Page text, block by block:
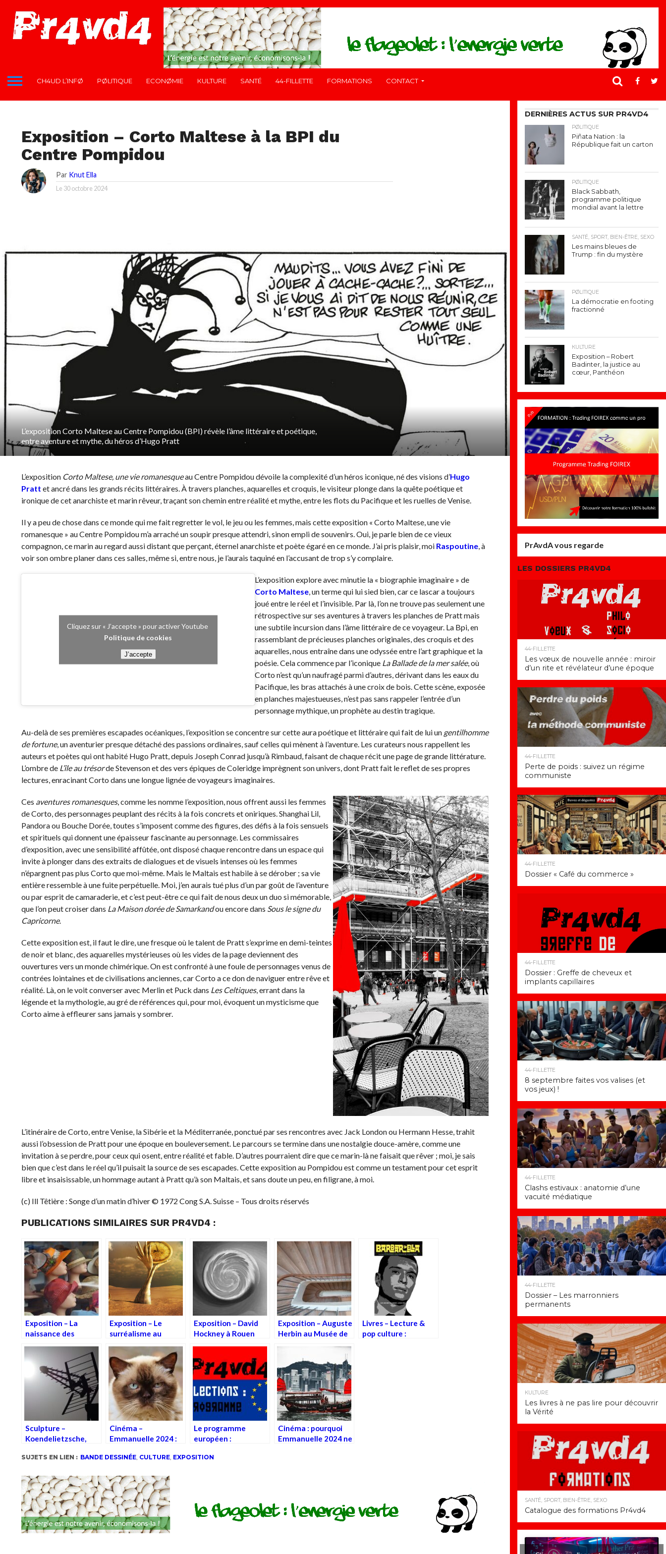
CH4UD L’INFØ PØLITIQUE ECONØMIE КULTURE SANTÉ 44-FILLETTE FORMATIONS CONTACT
Exposition – Corto Maltese à la BPI du
Centre Pompidou
Par Knut Ella
Le 30 octobre 2024
L’exposition Corto Maltese au Centre Pompidou (BPI) révèle l’âme littéraire et poétique,
entre aventure et mythe, du héros d’Hugo Pratt
L’exposition Corto Maltese, une vie romanesqueau Centre Pompidou dévoile la complexité d’un héros iconique, né des visions d’Hugo
Pratt et ancré dans les grands récits littéraires. À travers planches, aquarelles et croquis, le visiteur plonge dans la quête poétique et
ironique de cet anarchiste et marin rêveur, traçant son chemin entre réalité et mythe, entre les flots du Pacifique et les ruelles de Venise.
Il y a peu de chose dans ce monde qui me fait regretter le vol, le jeu ou les femmes, mais cette exposition « Corto Maltese, une vie
romanesque » au Centre Pompidou m’a arraché un soupir presque attendri, sinon empli de souvenirs. Oui, je parle bien de ce vieux
compagnon, ce marin au regard aussi distant que perçant, éternel anarchiste et poète égaré en ce monde. J’ai pris plaisir, moi Raspoutine, à
voir son ombre planer dans ces salles, même si, entre nous, je l’aurais taquiné en l’accusant de trop s’y complaire.
Cliquez sur « J’accepte » pour activer Youtube
Politique de cookies
J’accepte
L’exposition explore avec minutie la « biographie imaginaire » de
Corto Maltese, un terme qui lui sied bien, car ce lascar a toujours
joué entre le réel et l’invisible. Par là, l’on ne trouve pas seulement une
rétrospective sur ses aventures à travers les planches de Pratt mais
une subtile incursion dans l’âme littéraire de ce voyageur. La Bpi, en
rassemblant de précieuses planches originales, des croquis et des
aquarelles, nous entraîne dans une odyssée entre l’art graphique et la
poésie. Cela commence par l’iconique La Ballade de la mer salée, où
Corto n’est qu’un naufragé parmi d’autres, dérivant dans les eaux du
Pacifique, les bras attachés à une croix de bois. Cette scène, exposée
en planches majestueuses, n’est pas sans rappeler l’entrée d’un
personnage mythique, un prophète au destin tragique.
Au-delà de ses premières escapades océaniques, l’exposition se concentre sur cette aura poétique et littéraire qui fait de lui un gentilhomme
de fortune, un aventurier presque détaché des passions ordinaires, sauf celles qui mènent à l’aventure. Les curateurs nous rappellent les
auteurs et poètes qui ont habité Hugo Pratt, depuis Joseph Conrad jusqu’à Rimbaud, faisant de chaque récit une page de grande littérature.
L’ombre de L’île au trésorde Stevenson et des vers épiques de Coleridge imprègnent son univers, dont Pratt fait le reflet de ses propres
lectures, enracinant Corto dans une longue lignée de voyageurs imaginaires.
Ces aventures romanesques, comme les nomme l’exposition, nous offrent aussi les femmes
de Corto, des personnages peuplant des récits à la fois concrets et oniriques. Shanghai Lil,
Pandora ou Bouche Dorée, toutes s’imposent comme des figures, des défis à la fois sensuels
et spirituels qui donnent une épaisseur fascinante au personnage. Les commissaires
d’exposition, avec une sensibilité affûtée, ont disposé chaque rencontre dans un espace qui
invite à plonger dans des extraits de dialogues et de visuels intenses où les femmes
n’épargnent pas plus Corto que moi-même. Mais le Maltais est habile à se dérober ; sa vie
entière ressemble à une fuite perpétuelle. Moi, j’en aurais tué plus d’un par goût de l’aventure
ou par esprit de camaraderie, et c’est peut-être ce qui fait de nous deux un duo si mémorable,
que l’on peut croiser dans La Maison dorée de Samarkandou encore dans Sous le signe du
Capricorne.
Cette exposition est, il faut le dire, une fresque où le talent de Pratt s’exprime en demi-teintes
de noir et blanc, des aquarelles mystérieuses où les vides de la page deviennent des
ouvertures vers un monde chimérique. On est confronté à une foule de personnages venus de
contrées lointaines et de civilisations anciennes, car Corto a ce don de naviguer entre rêve et
réalité. Là, on le voit converser avec Merlin et Puck dans Les Celtiques, errant dans la
légende et la mythologie, au gré de références qui, pour moi, évoquent un mysticisme que
Corto aime à effleurer sans jamais y sombrer.
L’itinéraire de Corto, entre Venise, la Sibérie et la Méditerranée, ponctué par ses rencontres avec Jack London ou Hermann Hesse, trahit
aussi l’obsession de Pratt pour une époque en bouleversement. Le parcours se termine dans une nostalgie douce-amère, comme une
invitation à se perdre, pour ceux qui osent, entre réalité et fable. D’autres pourraient dire que ce marin-là ne faisait que rêver ; moi, je sais
bien que c’est dans le réel qu’il puisait la source de ses escapades. Cette exposition au Pompidou est comme un testament pour cet esprit
libre et insaisissable, un hommage autant à Pratt qu’à son Maltais, et sans doute un peu, en filigrane, à moi.
(c) Ill Têtière : Songe d’un matin d’hiver © 1972 Cong S.A. Suisse – Tous droits réservés
PUBLICATIONS SIMILAIRES SUR PR4VD4 :
Exposition – La
naissance des
MAD
Exposition – Le
surréalisme au
Exposition – David
Hockney à Rouen
Exposition – Auguste
Herbin au Musée de
Livres – Lecture &
pop culture :
Sculpture –
Koendelietzsche,
mouvement
Cinéma –
Emmanuelle 2024 :
Xanax
Le programme
européen :
Cinéma : pourquoi
Emmanuelle 2024 ne
SUJETS EN LIEN : BANDE DESSINÉE, CULTURE, EXPOSITION
DERNIÈRES ACTUS SUR PR4VD4
PØLITIQUE
Piñata Nation : la
République fait un carton
PØLITIQUE
Black Sabbath,
programme politique
mondial avant la lettre
SANTÉ, SPORT, BIEN-ÊTRE, SEXO
Les mains bleues de
Trump : fin du mystère
PØLITIQUE
La démocratie en footing
fractionné
КULTURE
Exposition – Robert
Badinter, la justice au
cœur, Panthéon
PrAvdA vous regarde
LES DOSSIERS PR4VD4
44-FILLETTE
Les vœux de nouvelle année : miroir
d’un rite et révélateur d’une époque
44-FILLETTE
Perte de poids : suivez un régime
communiste
44-FILLETTE
Dossier « Café du commerce »
44-FILLETTE
Dossier : Greffe de cheveux et
implants capillaires
44-FILLETTE
8 septembre faites vos valises (et
vos jeux) !
44-FILLETTE
Clashs estivaux : anatomie d’une
vacuité médiatique
44-FILLETTE
Dossier – Les marronniers
permanents
КULTURE
Les livres à ne pas lire pour découvrir
la Vérité
SANTÉ, SPORT, BIEN-ÊTRE, SEXO
Catalogue des formations Pr4vd4